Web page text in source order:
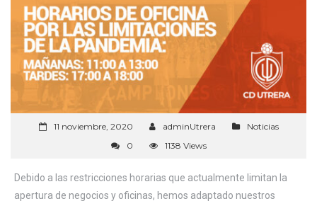
11 noviembre, 2020 adminUtrera
Noticias
0
1138 Views
Debido a las restricciones horarias que actualmente limitan la
apertura de negocios y oficinas, hemos adaptado nuestros